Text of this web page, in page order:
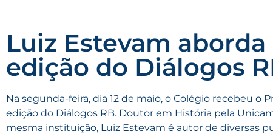
Luiz Estevam
edição do Diálogos
Na segunda-feira, dia 12 de maio, o Colégio recebeu o
edição do Diálogos RB. Doutor em História pela
mesma instituição, Luiz Estevam é autor de diversas